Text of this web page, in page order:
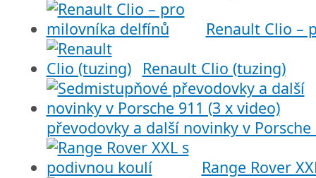
Renault Clio –
Renault Clio (tuzing)
převodovky a další novinky v Porsche
Range Rover